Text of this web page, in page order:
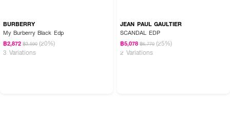
BURBERRY
My Burberry Black Edp
฿2,872 ฿3,590 (20%)
3 Variations
JEAN PAUL GAULTIER
SCANDAL EDP
฿5,078 ฿6,770 (25%)
2 Variations